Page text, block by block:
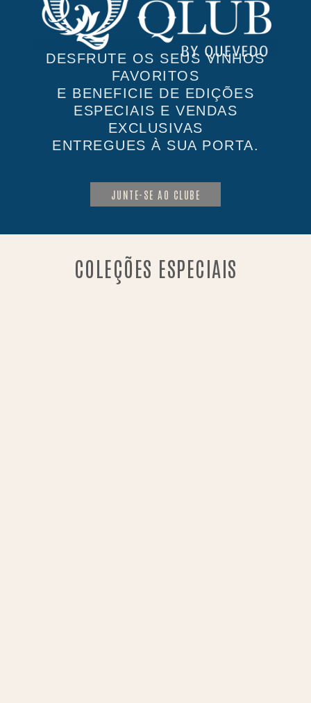
DESFRUTE OS SEUS VINHOS
FAVORITOS
E BENEFICIE DE EDIÇÕES
ESPECIAIS E VENDAS
EXCLUSIVAS
ENTREGUES À SUA PORTA.
JUNTE-SE AO CLUBE
COLEÇÕES ESPECIAIS